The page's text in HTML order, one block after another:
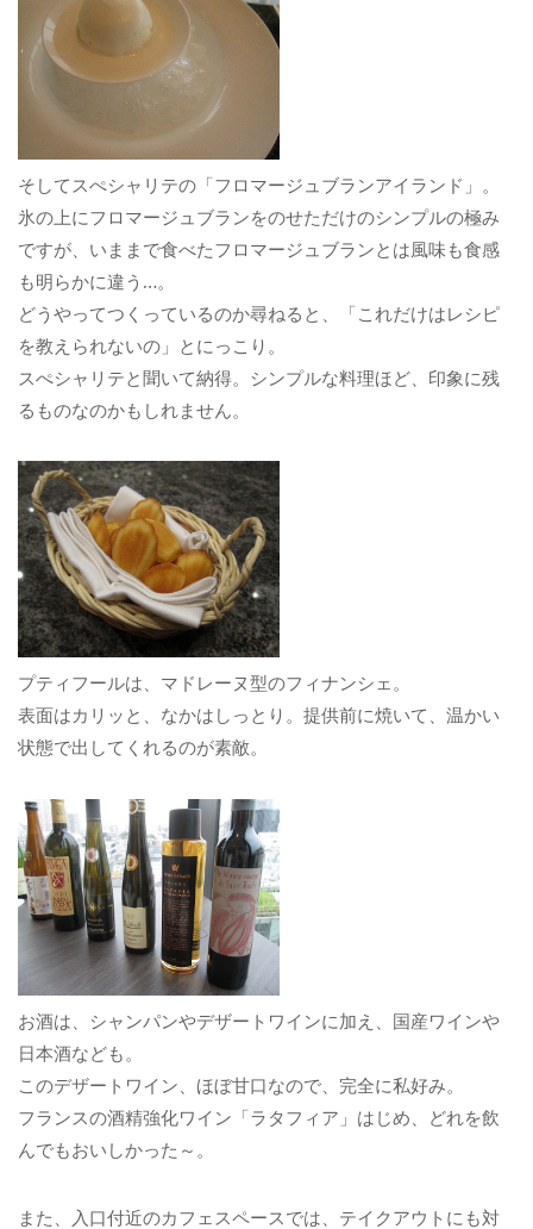
そしてスぺシャリテの「フロマージュブランアイランド」。
氷の上にフロマージュブランをのせただけのシンプルの極み
ですが、いままで食べたフロマージュブランとは風味も食感
も明らかに違う…。
どうやってつくっているのか尋ねると、「これだけはレシピ
を教えられないの」とにっこり。
スぺシャリテと聞いて納得。シンプルな料理ほど、印象に残
るものなのかもしれません。
プティフールは、マドレーヌ型のフィナンシェ。
表面はカリッと、なかはしっとり。提供前に焼いて、温かい
状態で出してくれるのが素敵。
お酒は、シャンパンやデザートワインに加え、国産ワインや
日本酒なども。
このデザートワイン、ほぼ甘口なので、完全に私好み。
フランスの酒精強化ワイン「ラタフィア」はじめ、どれを飲
んでもおいしかった～。
また、入口付近のカフェスペースでは、テイクアウトにも対